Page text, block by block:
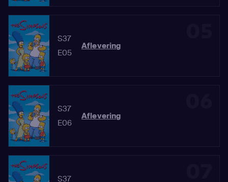
S37
E05
Aflevering
S37
E06
Aflevering
S37